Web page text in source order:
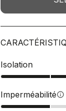
Isolation
Imperméabilitéinfo